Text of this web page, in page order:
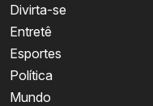
Divirta-se
Entretê
Esportes
Política
Mundo